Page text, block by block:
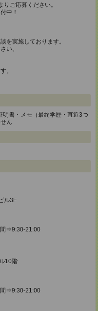
りご応募ください。
中！
を実施しております。
い。
。
明書・メモ（最終学歴・直近3つ
ん
ル3F
⇒9:30-21:00
10階
⇒9:30-21:00